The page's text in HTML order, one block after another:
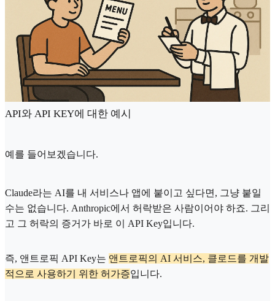
API와 API KEY에 대한 예시
예를 들어보겠습니다.
Claude라는 AI를 내 서비스나 앱에 붙이고 싶다면, 그냥 붙일
수는 없습니다. Anthropic에서 허락받은 사람이어야 하죠. 그리
고 그 허락의 증거가 바로 이 API Key입니다.
즉, 앤트로픽 API Key는 앤트로픽의 AI 서비스, 클로드를 개발
적으로 사용하기 위한 허가증입니다.